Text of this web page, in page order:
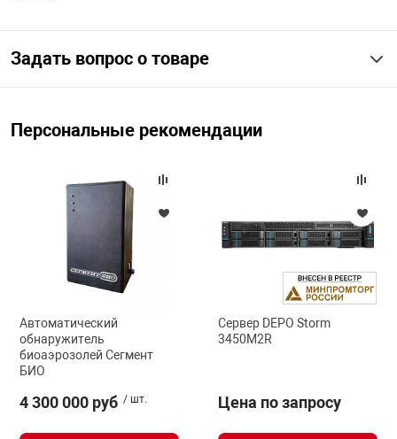
оборудование
Задать вопрос о товаре
Персональные рекомендации
Автоматический
обнаружитель
биоаэрозолей Сегмент
БИО
4 300 000 руб / шт.
Сервер DEPO Storm
3450M2R
Цена по запросу